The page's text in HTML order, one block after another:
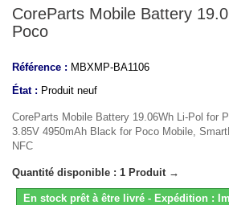
CoreParts Mobile Battery
Poco
Référence : MBXMP-BA1106
État : Produit neuf
CoreParts Mobile Battery 19.06Wh Li-Pol for
3.85V 4950mAh Black for Poco Mobile,
NFC
Quantité disponible : 1 Produit →
En stock prêt à être livré - Expédition :